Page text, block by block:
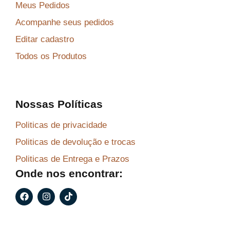
Meus Pedidos
Acompanhe seus pedidos
Editar cadastro
Todos os Produtos
Nossas Políticas
Politicas de privacidade
Politicas de devolução e trocas
Politicas de Entrega e Prazos
Onde nos encontrar:
F
a
c
I
n
s
T
i
k